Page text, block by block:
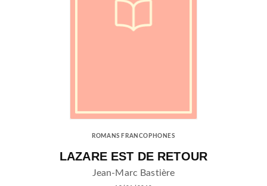
ROMANS FRANCOPHONES
LAZARE EST DE RETOUR
Jean-Marc Bastière